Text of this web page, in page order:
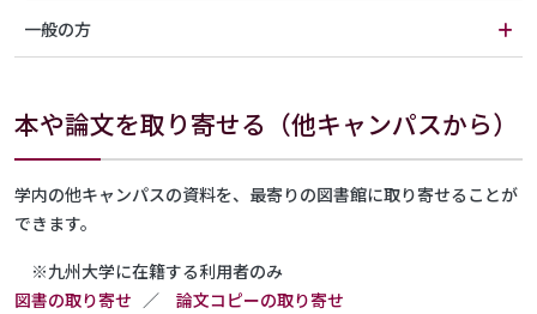
本や論文を取り寄せる（他キャンパスから）
学内の他キャンパスの資料を、最寄りの図書館に取り寄せることが
できます。
※九州大学に在籍する利用者のみ
図書の取り寄せ ／ 論文コピーの取り寄せ
一般の方